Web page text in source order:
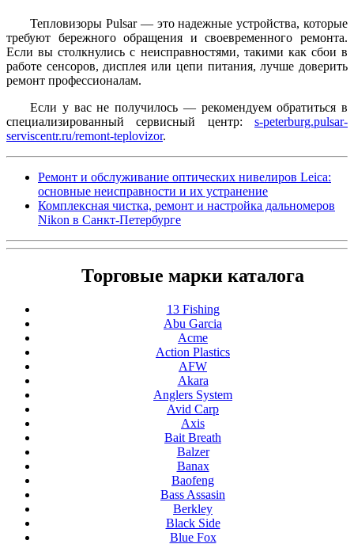
Тепловизоры Pulsar — это надежные устройства, которые
требуют бережного обращения и своевременного ремонта.
Если вы столкнулись с неисправностями, такими как сбои в
работе сенсоров, дисплея или цепи питания, лучше доверить
ремонт профессионалам.
Если у вас не получилось — рекомендуем обратиться в
специализированный сервисный центр: s-peterburg.pulsar-
serviscentr.ru/remont-teplovizor.
Ремонт и обслуживание оптических нивелиров Leica:
основные неисправности и их устранение
Комплексная чистка, ремонт и настройка дальномеров
Nikon в Санкт-Петербурге
Торговые марки каталога
13 Fishing
Abu Garcia
Acme
Action Plastics
AFW
Akara
Anglers System
Avid Carp
Axis
Bait Breath
Balzer
Banax
Baofeng
Bass Assasin
Berkley
Black Side
Blue Fox